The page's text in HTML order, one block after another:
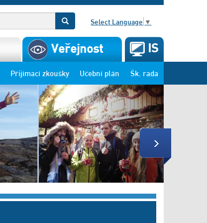
Select Language ▼
Veřejnost IS
Přijímací zkoušky Učební plán Šk. rada
Next